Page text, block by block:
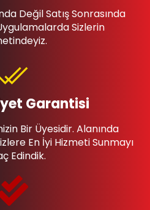
Garantisi
Bir Üyesidir. Alanında
En İyi Hizmeti Sunmayı
Edindik.
Değil Satış Sonrasında
Sizlerin